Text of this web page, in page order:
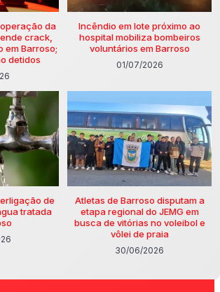
da
crack,
em Barroso;
detidos
Incêndio em lote próximo ao
hospital mobiliza bombeiros
voluntários em Barroso
01/07/2026
de
tratada
Atletas de Barroso disputam a
etapa regional do JEMG em
busca de vitórias no voleibol e
vôlei de praia
30/06/2026